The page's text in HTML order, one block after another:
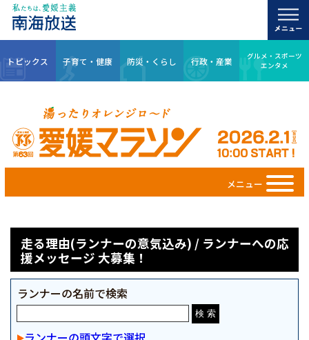
トピックス 子育て・健康 防災・くらし 行政・産業
グルメ・スポーツ
エンタメ
メニュー
走る理由(ランナーの意気込み) / ランナーへの応
援メッセージ 大募集！
ランナーの名前で検索